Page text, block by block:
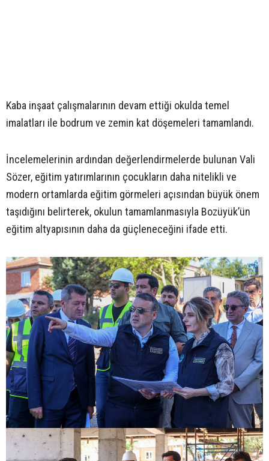
Kaba inşaat çalışmalarının devam ettiği okulda temel
imalatları ile bodrum ve zemin kat döşemeleri tamamlandı.
İncelemelerinin ardından değerlendirmelerde bulunan Vali
Sözer, eğitim yatırımlarının çocukların daha nitelikli ve
modern ortamlarda eğitim görmeleri açısından büyük önem
taşıdığını belirterek, okulun tamamlanmasıyla Bozüyük’ün
eğitim altyapısının daha da güçleneceğini ifade etti.